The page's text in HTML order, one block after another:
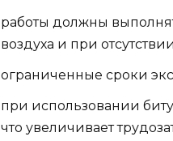
работы должны
воздуха и при
ограниченные сроки
при использовании
что увеличивает